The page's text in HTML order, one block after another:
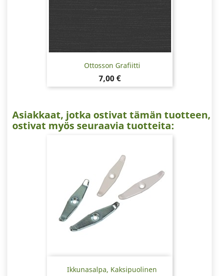
Ottosson Grafiitti
Hinta
7,00 €
Asiakkaat, jotka ostivat tämän tuotteen,
ostivat myös seuraavia tuotteita:
Ikkunasalpa, Kaksipuolinen